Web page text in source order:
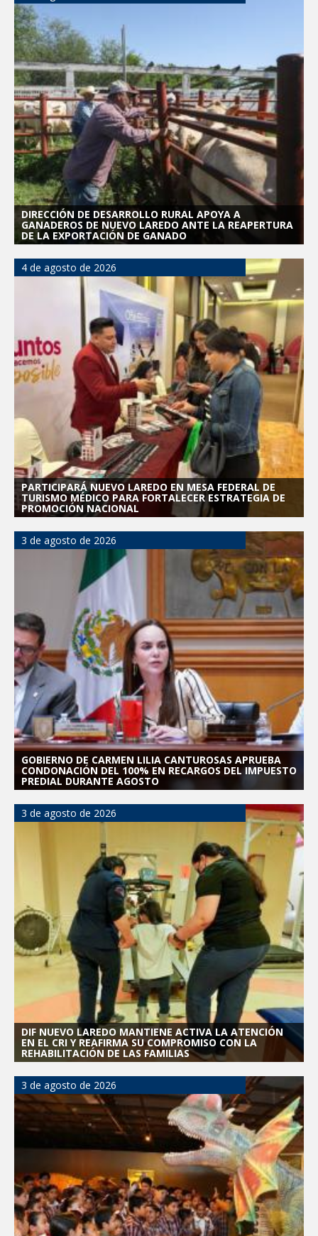
DIRECCIÓN DE DESARROLLO RURAL APOYA A
GANADEROS DE NUEVO LAREDO ANTE LA REAPERTURA
DE LA EXPORTACIÓN DE GANADO
4 de agosto de 2026
PARTICIPARÁ NUEVO LAREDO EN MESA FEDERAL DE
TURISMO MÉDICO PARA FORTALECER ESTRATEGIA DE
PROMOCIÓN NACIONAL
3 de agosto de 2026
GOBIERNO DE CARMEN LILIA CANTUROSAS APRUEBA
CONDONACIÓN DEL 100% EN RECARGOS DEL IMPUESTO
PREDIAL DURANTE AGOSTO
3 de agosto de 2026
DIF NUEVO LAREDO MANTIENE ACTIVA LA ATENCIÓN
EN EL CRI Y REAFIRMA SU COMPROMISO CON LA
REHABILITACIÓN DE LAS FAMILIAS
3 de agosto de 2026